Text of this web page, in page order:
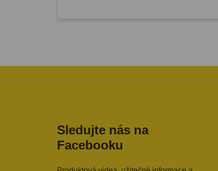
Sledujte nás na
Facebooku